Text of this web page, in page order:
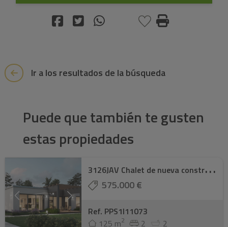
Ir a los resultados de la búsqueda
Puede que también te gusten
estas propiedades
3
126JAV Chalet de nueva construcción en vent ...
575.000 €
Ref. PPS1I11073
125 m2 2 2